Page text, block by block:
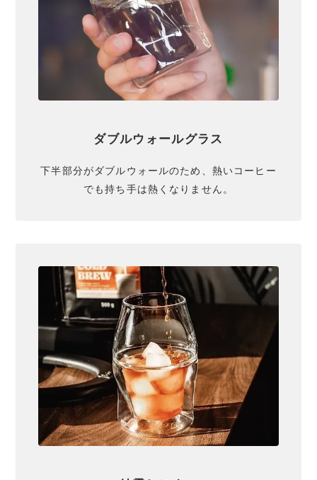
ダブルウォールグラス
下半部分がダブルウォールのため、熱いコーヒー
でも持ち手は熱くなりません。